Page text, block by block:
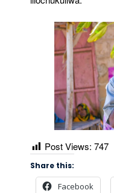
Post Views: 747
Share this:
Facebook